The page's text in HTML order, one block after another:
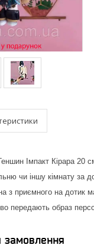
Імпакт Кірара 20
чи іншу кімнату за
з приємного на дотик
передають образ
замовлення